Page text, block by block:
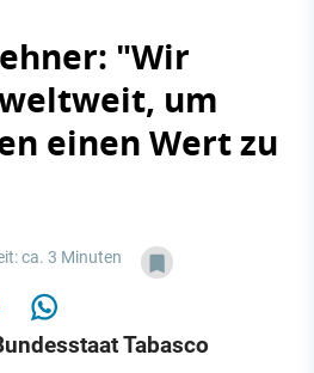
"Wir
um
einen Wert zu
ca. 3 Minuten
Tabasco